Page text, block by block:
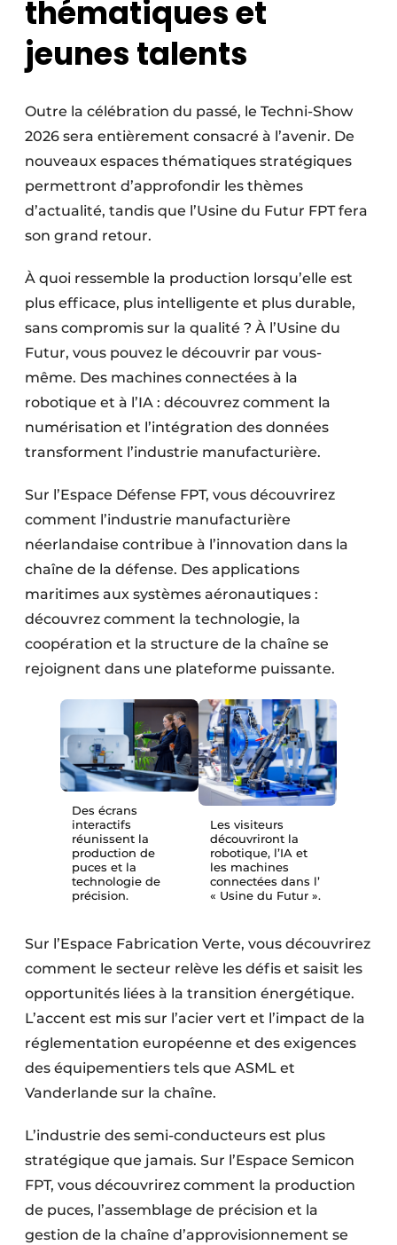
thématiques et
jeunes talents
Outre la célébration du passé, le Techni-Show
2026 sera entièrement consacré à l’avenir. De
nouveaux espaces thématiques stratégiques
permettront d’approfondir les thèmes
d’actualité, tandis que l’Usine du Futur FPT fera
son grand retour.
À quoi ressemble la production lorsqu’elle est
plus efficace, plus intelligente et plus durable,
sans compromis sur la qualité ? À l’Usine du
Futur, vous pouvez le découvrir par vous-
même. Des machines connectées à la
robotique et à l’IA : découvrez comment la
numérisation et l’intégration des données
transforment l’industrie manufacturière.
Sur l’Espace Défense FPT, vous découvrirez
comment l’industrie manufacturière
néerlandaise contribue à l’innovation dans la
chaîne de la défense. Des applications
maritimes aux systèmes aéronautiques :
découvrez comment la technologie, la
coopération et la structure de la chaîne se
rejoignent dans une plateforme puissante.
Des écrans
interactifs
réunissent la
production de
puces et la
technologie de
précision.
Les visiteurs
découvriront la
robotique, l’IA et
les machines
connectées dans l’
« Usine du Futur ».
Sur l’Espace Fabrication Verte, vous découvrirez
comment le secteur relève les défis et saisit les
opportunités liées à la transition énergétique.
L’accent est mis sur l’acier vert et l’impact de la
réglementation européenne et des exigences
des équipementiers tels que ASML et
Vanderlande sur la chaîne.
L’industrie des semi-conducteurs est plus
stratégique que jamais. Sur l’Espace Semicon
FPT, vous découvrirez comment la production
de puces, l’assemblage de précision et la
gestion de la chaîne d’approvisionnement se